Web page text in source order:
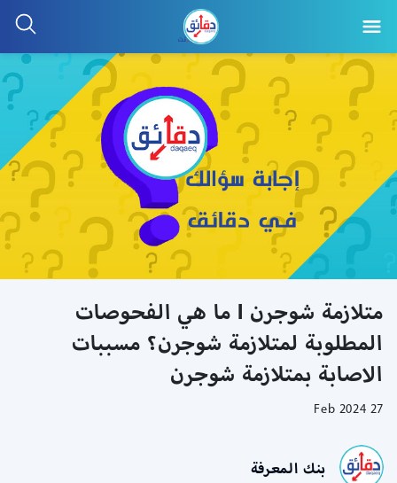
متلازمة شوجرن l ما هي الفحوصات
المطلوبة لمتلازمة شوجرن؟ مسببات
الاصابة بمتلازمة شوجرن
27 Feb 2024
بنك المعرفة